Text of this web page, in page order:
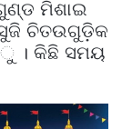
ମିଶାଇ
ଚିତଉଗୁଡ଼ିକ
। କିଛି ସମୟ